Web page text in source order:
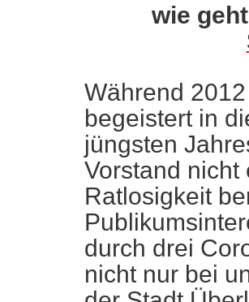
wie
Während
begeistert in
jüngsten
Vorstand nicht
Ratlosigkeit
durch drei
nicht nur bei